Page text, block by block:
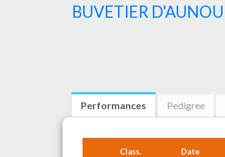
BUVETIER D'AUNOU
Performances Pedigree
Class. Date